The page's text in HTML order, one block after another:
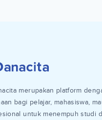
merupakan platform
bagi pelajar, mahasiswa,
untuk menempuh studi